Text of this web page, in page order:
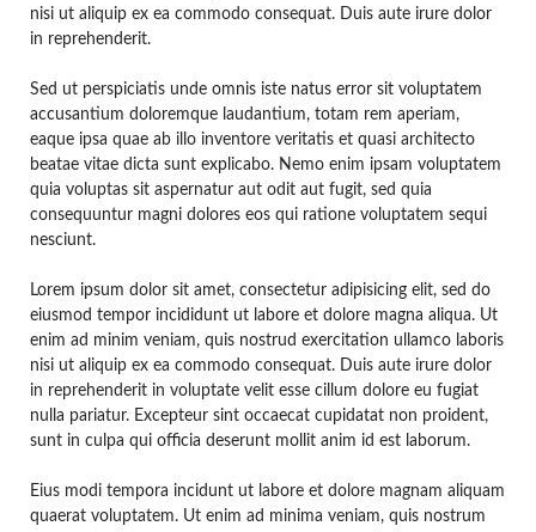
nisi ut aliquip ex ea commodo consequat. Duis aute irure dolor
in reprehenderit.
Sed ut perspiciatis unde omnis iste natus error sit voluptatem
accusantium doloremque laudantium, totam rem aperiam,
eaque ipsa quae ab illo inventore veritatis et quasi architecto
beatae vitae dicta sunt explicabo. Nemo enim ipsam voluptatem
quia voluptas sit aspernatur aut odit aut fugit, sed quia
consequuntur magni dolores eos qui ratione voluptatem sequi
nesciunt.
Lorem ipsum dolor sit amet, consectetur adipisicing elit, sed do
eiusmod tempor incididunt ut labore et dolore magna aliqua. Ut
enim ad minim veniam, quis nostrud exercitation ullamco laboris
nisi ut aliquip ex ea commodo consequat. Duis aute irure dolor
in reprehenderit in voluptate velit esse cillum dolore eu fugiat
nulla pariatur. Excepteur sint occaecat cupidatat non proident,
sunt in culpa qui officia deserunt mollit anim id est laborum.
Eius modi tempora incidunt ut labore et dolore magnam aliquam
quaerat voluptatem. Ut enim ad minima veniam, quis nostrum